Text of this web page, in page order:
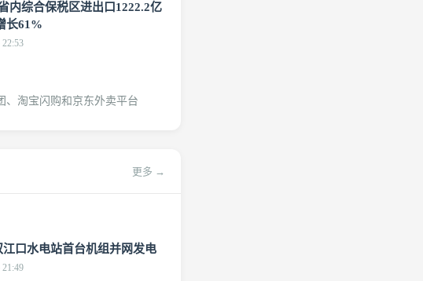
内综合保税区进出口1222.2亿
长61%
22:53
、淘宝闪购和京东外卖平台
更多 →
江口水电站首台机组并网发电
21:49